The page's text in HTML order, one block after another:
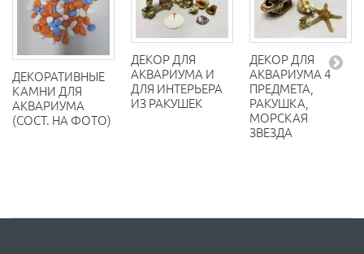
ДЕКОРАТИВНЫЕ
КАМНИ ДЛЯ
АКВАРИУМА
(СОСТ. НА ФОТО)
ДЕКОР ДЛЯ
АКВАРИУМА И
ДЛЯ ИНТЕРЬЕРА
ИЗ РАКУШЕК
ДЕКОР ДЛЯ
АКВАРИУМА 4
ПРЕДМЕТА,
РАКУШКА,
МОРСКАЯ
ЗВЕЗДА